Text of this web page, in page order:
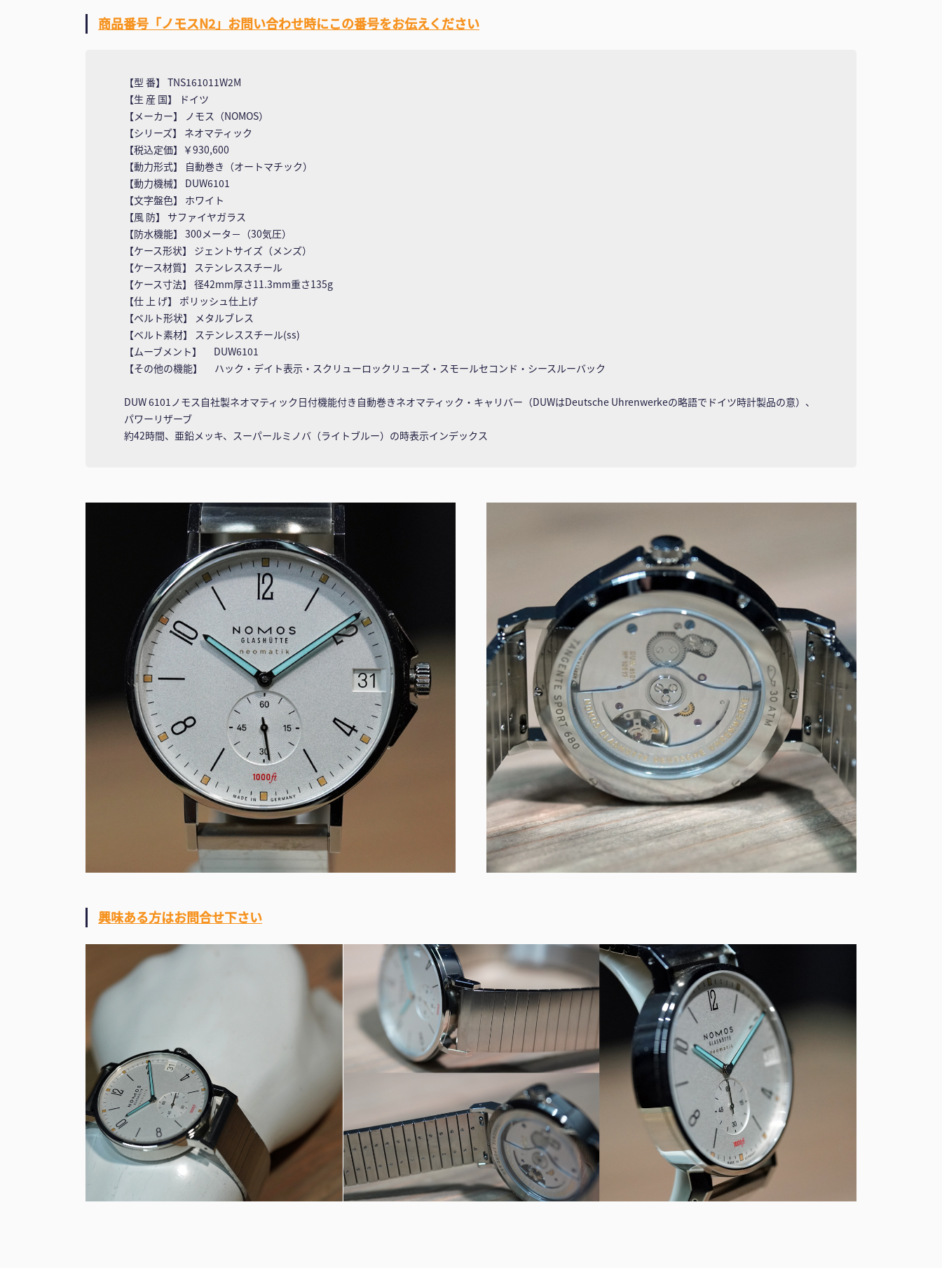
商品番号「ノモスN2」お問い合わせ時にこの番号をお伝えください
【型 番】 TNS161011W2M
【生 産 国】 ドイツ
【メーカー】 ノモス（NOMOS）
【シリーズ】 ネオマティック
【税込定価】￥930,600
【動力形式】 自動巻き（オートマチック）
【動力機械】 DUW6101
【文字盤色】 ホワイト
【風 防】 サファイヤガラス
【防水機能】 300メータ－（30気圧）
【ケース形状】 ジェントサイズ（メンズ）
【ケース材質】 ステンレススチール
【ケース寸法】 径42mm厚さ11.3mm重さ135g
【仕 上 げ】 ポリッシュ仕上げ
【ベルト形状】 メタルブレス
【ベルト素材】 ステンレススチール(ss)
【ムーブメント】 DUW6101
【その他の機能】 ハック・デイト表示・スクリューロックリューズ・スモールセコンド・シースルーバック
DUW 6101ノモス自社製ネオマティック日付機能付き自動巻きネオマティック・キャリバー（DUWはDeutsche Uhrenwerkeの略語でドイツ時計製品の意）、
パワーリザーブ
約42時間、亜鉛メッキ、スーパールミノバ（ライトブルー）の時表示インデックス
興味ある方はお問合せ下さい